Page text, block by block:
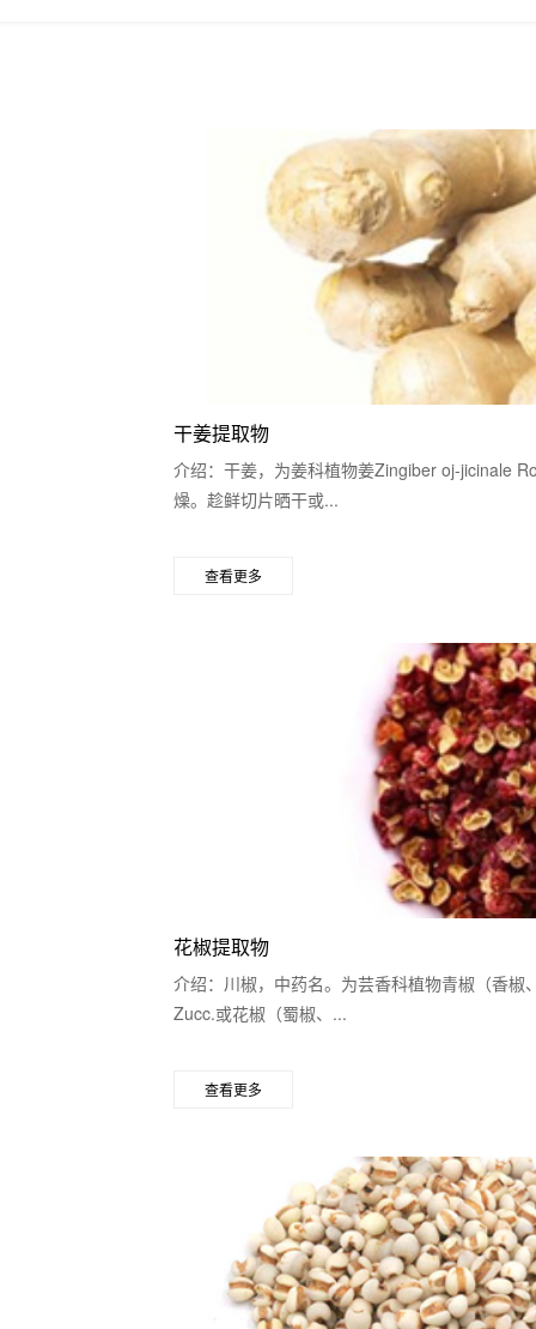
干姜提取物
介绍：干姜，为姜科植物姜Zingiber oj-jicinale
燥。趁鲜切片晒干或...
查看更多
花椒提取物
介绍：川椒，中药名。为芸香科植物青椒（香
Zucc.或花椒（蜀椒、...
查看更多